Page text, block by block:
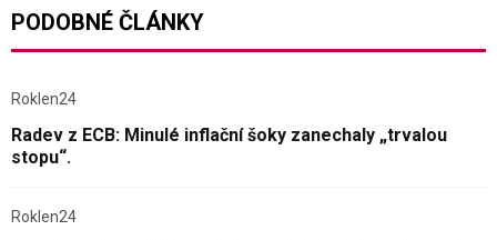
PODOBNÉ ČLÁNKY
Roklen24
Radev z ECB: Minulé inflační šoky zanechaly „trvalou
stopu“.
Roklen24